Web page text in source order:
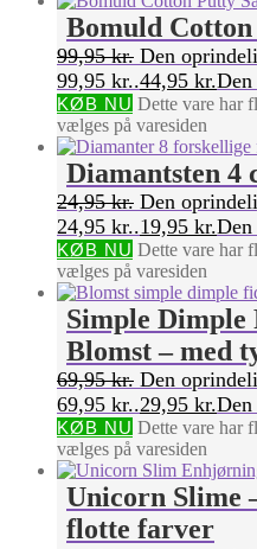
Bomuld
99,95kr. Den
99,95 kr..44,95 kr.
KØB NU Dette vare har
vælges på varesiden
Diamantsten 4
24,95kr. Den
24,95 kr..19,95 kr.
KØB NU Dette vare har
vælges på varesiden
Simple Dimple
Blomst – med
69,95kr. Den
69,95 kr..29,95 kr.
KØB NU Dette vare har
vælges på varesiden
Unicorn Slime
flotte farver